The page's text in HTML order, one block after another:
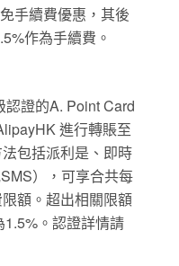
手續費優惠，其後
作為手續費。
證的A. Point Card
進行轉賬至
包括派利是、即時
），可享合共每
額。超出相關限額
。認證詳情請